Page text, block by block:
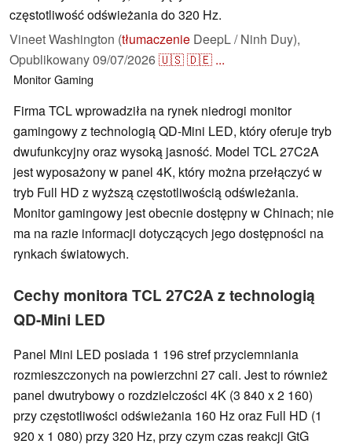
częstotliwość odświeżania do 320 Hz.
Vineet Washington (tłumaczenie DeepL / Ninh Duy),
Opublikowany09/07/2026🇺🇸🇩🇪 ...
MonitorGaming
Firma TCL wprowadziła na rynek niedrogi monitor
gamingowy z technologią QD-Mini LED, który oferuje tryb
dwufunkcyjny oraz wysoką jasność. Model TCL 27C2A
jest wyposażony w panel 4K, który można przełączyć w
tryb Full HD z wyższą częstotliwością odświeżania.
Monitor gamingowy jest obecnie dostępny w Chinach; nie
ma na razie informacji dotyczących jego dostępności na
rynkach światowych.
Cechy monitora TCL 27C2A z technologią
QD-Mini LED
Panel Mini LED posiada 1 196 stref przyciemniania
rozmieszczonych na powierzchni 27 cali. Jest to również
panel dwutrybowy o rozdzielczości 4K (3 840 x 2 160)
przy częstotliwości odświeżania 160 Hz oraz Full HD (1
920 x 1 080) przy 320 Hz, przy czym czas reakcji GtG